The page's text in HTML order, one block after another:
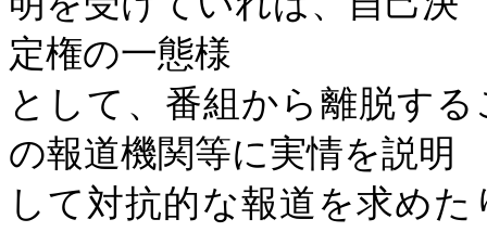
定権の一態様
として、番組から離脱す
の報道機関等に実情を説明
して対抗的な報道を求め